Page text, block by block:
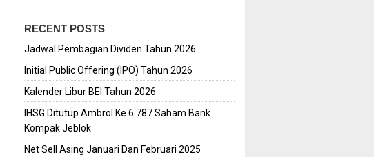
RECENT POSTS
Jadwal Pembagian Dividen Tahun 2026
Initial Public Offering (IPO) Tahun 2026
Kalender Libur BEI Tahun 2026
IHSG Ditutup Ambrol Ke 6.787 Saham Bank
Kompak Jeblok
Net Sell Asing Januari Dan Februari 2025